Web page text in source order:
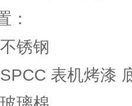
：
锈钢
表机烤漆